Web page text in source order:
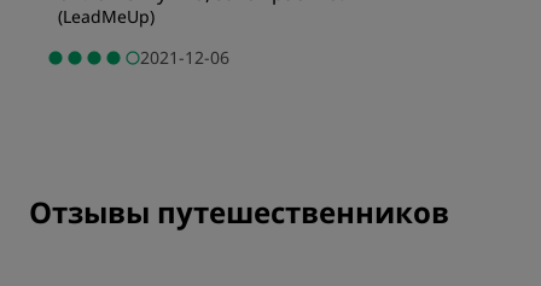
(LeadMeUp)
2021-12-06
Отзывы путешественников